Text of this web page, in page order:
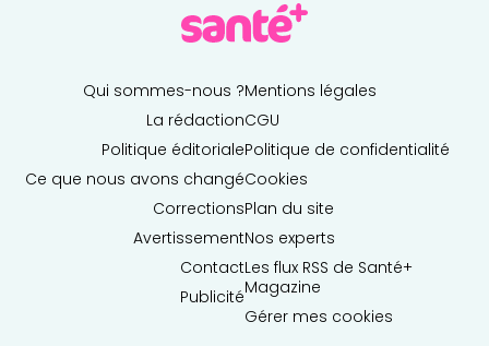
Qui sommes-nous ?
La rédaction
Politique éditoriale
Ce que nous avons changé
Corrections
Avertissement
Contact
Publicité
Mentions légales
CGU
Politique de confidentialité
Cookies
Plan du site
Nos experts
Les flux RSS de Santé+
Magazine
Gérer mes cookies